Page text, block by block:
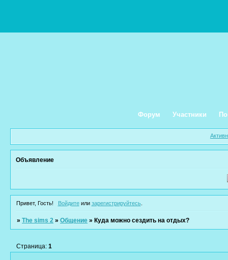
Форум Участники
Объявление
Привет, Гость! Войдитеили зарегистрируйтесь.
»The sims 2 »Общение » Куда можно сездить на отдых?
Страница:1